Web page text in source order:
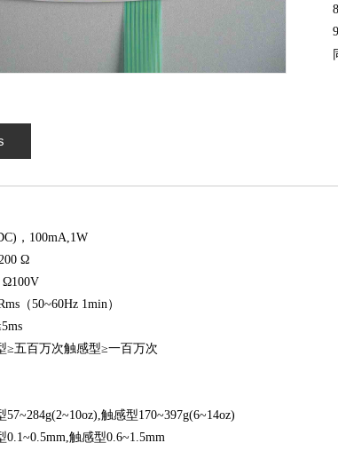
，100mA,1W
Ω
Ω100V
（50~60Hz 1min）
≥五百万次触感型≥一百万次
57~284g(2~10oz),触感型170~397g(6~14oz)
0.1~0.5mm,触感型0.6~1.5mm